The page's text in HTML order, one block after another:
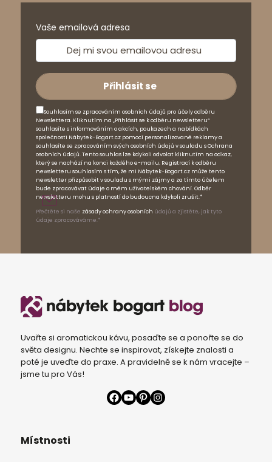
Vaše emailová adresa
Souhlasím se zpracováním osobních údajů pro účely odběru
Newslettera. Kliknutím na „Přihlásit se k odběru newsletteru“
souhlasíte s informováním o akcích, poukazech a nabídkách
společnosti Nábytek-Bogart.cz pomocí personalizované reklamy a
souhlasíte se zpracováním svých osobních údajů v souladu s Ochrana
osobních údajů. Tento souhlas lze kdykoli odvolat kliknutím na odkaz,
který se nachází na konci každého e-mailu. Registrací k odběru
newsletteru souhlasím s tím, že mi Nábytek-Bogart.cz může tento
newsletter přizpůsobit v souladu s mými zájmy a za tímto účelem
bude zpracovávat údaje o mém uživatelském chování. Odběr
newsletteru mohu s platností do budoucna kdykoli zrušit.*
Přečtěte si naše zásady ochrany osobních údajů a zjistěte, jak tyto
údaje zpracováváme.*
Uvařte si aromatickou kávu, posaďte se a ponořte se do
světa designu. Nechte se inspirovat, získejte znalosti a
poté je uveďte do praxe. A pravidelně se k nám vracejte –
jsme tu pro Vás!
Facebook
YouTube
Pinterest
Instagram
Místnosti